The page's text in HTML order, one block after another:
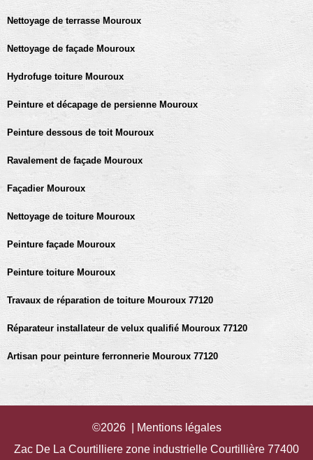
Nettoyage de terrasse Mouroux
Nettoyage de façade Mouroux
Hydrofuge toiture Mouroux
Peinture et décapage de persienne Mouroux
Peinture dessous de toit Mouroux
Ravalement de façade Mouroux
Façadier Mouroux
Nettoyage de toiture Mouroux
Peinture façade Mouroux
Peinture toiture Mouroux
Travaux de réparation de toiture Mouroux 77120
Réparateur installateur de velux qualifié Mouroux 77120
Artisan pour peinture ferronnerie Mouroux 77120
©2026 |
Mentions légales
Zac De La Courtilliere zone industrielle Courtillière 77400